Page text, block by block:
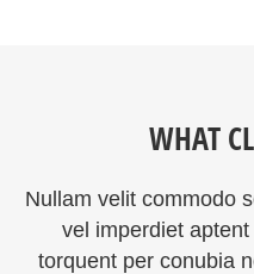
WHAT
Nullam velit commodo
vel imperdiet
torquent per conubia